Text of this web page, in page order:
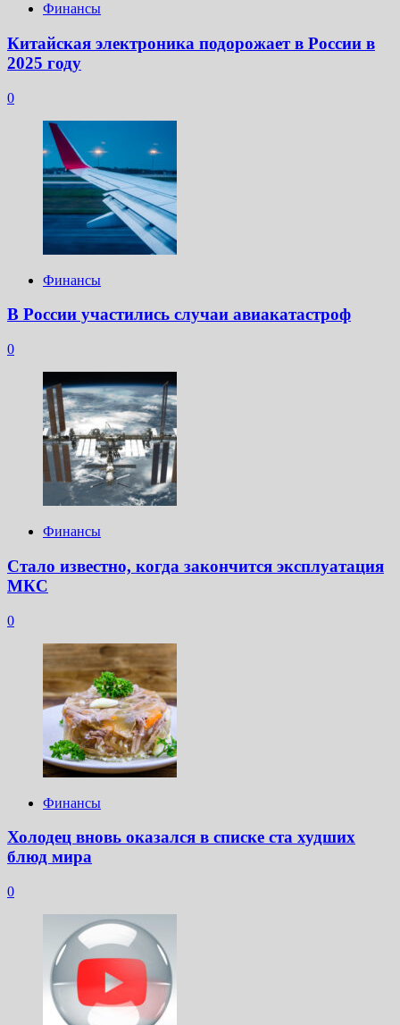
Финансы
Китайская электроника подорожает в России в
2025 году
0
Финансы
В России участились случаи авиакатастроф
0
Финансы
Стало известно, когда закончится эксплуатация
МКС
0
Финансы
Холодец вновь оказался в списке ста худших
блюд мира
0